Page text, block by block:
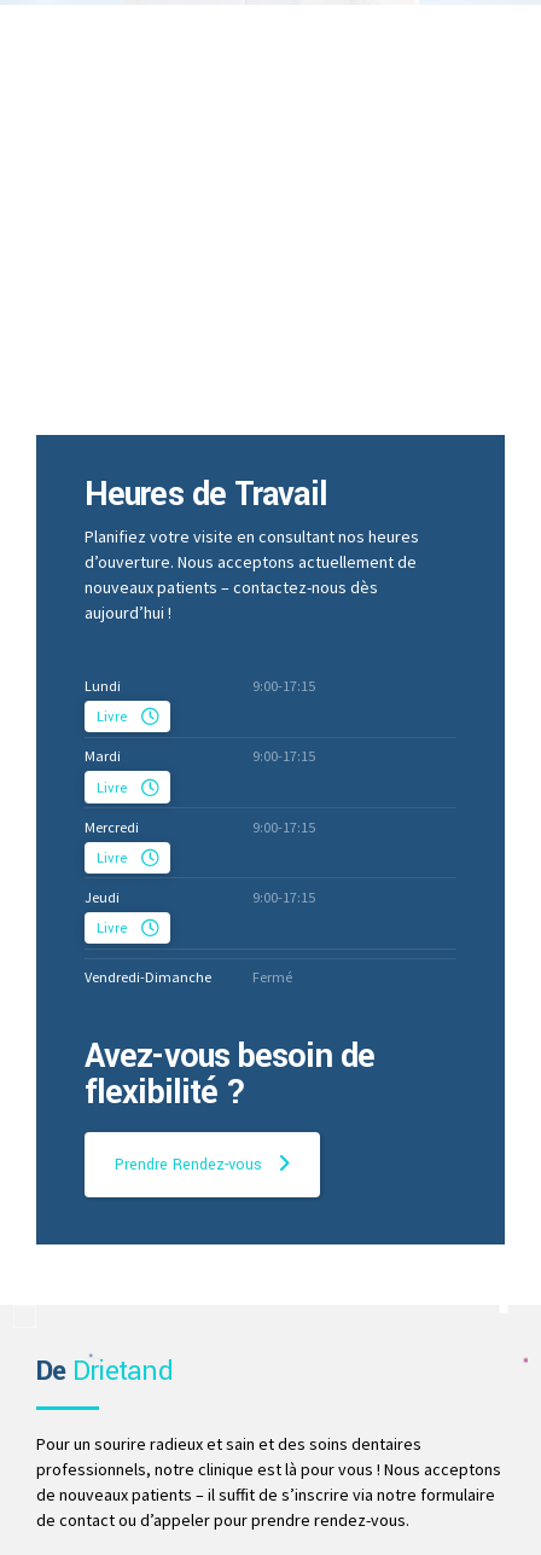
Heures de Travail
Planifiez votre visite en consultant nos heures
d’ouverture. Nous acceptons actuellement de
nouveaux patients – contactez-nous dès
aujourd’hui !
Lundi 9:00-17:15
Livre
Mardi 9:00-17:15
Livre
Mercredi 9:00-17:15
Livre
Jeudi 9:00-17:15
Livre
Vendredi-Dimanche Fermé
Avez-vous besoin de
flexibilité ?
Prendre Rendez-vous
DeDrietand
Pour un sourire radieux et sain et des soins dentaires
professionnels, notre clinique est là pour vous ! Nous acceptons
de nouveaux patients – il suffit de s’inscrire via notre formulaire
de contact ou d’appeler pour prendre rendez-vous.